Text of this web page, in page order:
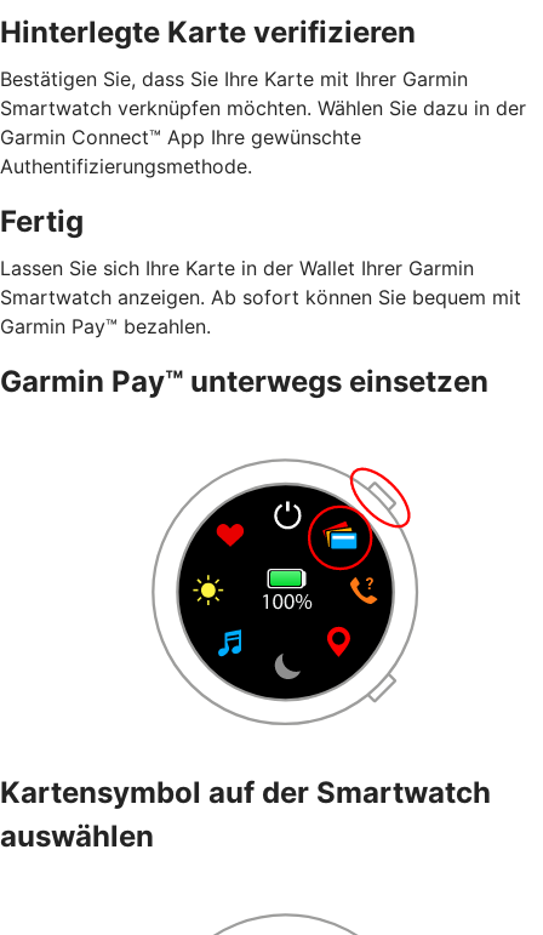
Hinterlegte Karte verifizieren
Bestätigen Sie, dass Sie Ihre Karte mit Ihrer Garmin
Smartwatch verknüpfen möchten. Wählen Sie dazu in der
Garmin Connect™ App Ihre gewünschte
Authentifizierungsmethode.
Fertig
Lassen Sie sich Ihre Karte in der Wallet Ihrer Garmin
Smartwatch anzeigen. Ab sofort können Sie bequem mit
Garmin Pay™ bezahlen.
Garmin Pay™ unterwegs einsetzen
Kartensymbol auf der Smartwatch
auswählen